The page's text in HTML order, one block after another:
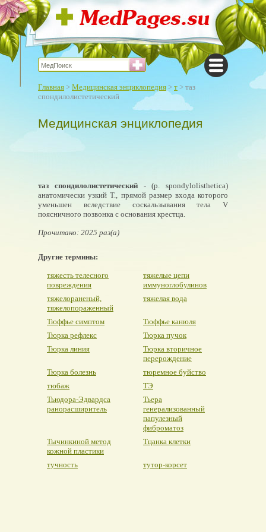
Главная > Медицинская энциклопедия > т > таз
спондилолистетический
Медицинская энциклопедия
таз спондилолистетический- (р. spondylolisthetica)
анатомически узкий Т., прямой размер входа которого
уменьшен вследствие соскальзывания тела V
поясничного позвонка с основания крестца.
Прочитано: 2025 раз(а)
Другие термины:
тяжесть телесного
повреждения
тяжелые цепи
иммуноглобулинов
тяжелораненый,
тяжелопораженный
тяжелая вода
Тюффье симптом
Тюффье канюля
Тюрка рефлекс
Тюрка пучок
Тюрка линия
Тюрка вторичное
перерождение
Тюрка болезнь
тюремное буйство
тюбаж
ТЭ
Тьюдора-Эдвардса
ранорасширитель
Тьера
генерализованный
папулезный
фиброматоз
Тычинкиной метод
кожной пластики
Тцанка клетки
тучность тутор-корсет